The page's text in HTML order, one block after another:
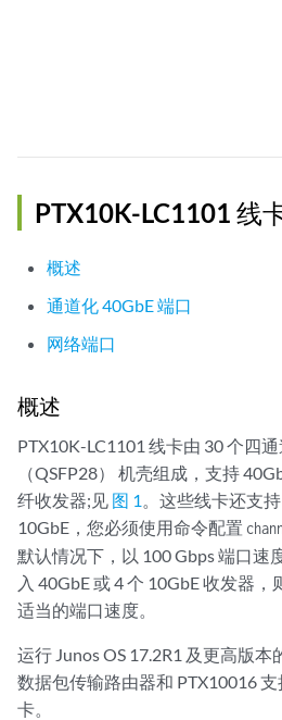
PTX10K-LC1101 线
概述
通道化 40GbE 端口
网络端口
概述
PTX10K-LC1101 线卡由 30 个四
（QSFP28） 机壳组成，支持
纤收发器;见 图 1 。这些线卡还支
10GbE，您必须使用命令配置
默认情况下，以 100 Gbps 端口速
入 40GbE 或 4 个 10GbE 收发器
适当的端口速度。
运行 Junos OS 17.2R1 及更高版本
数据包传输路由器和 PTX10016
卡。